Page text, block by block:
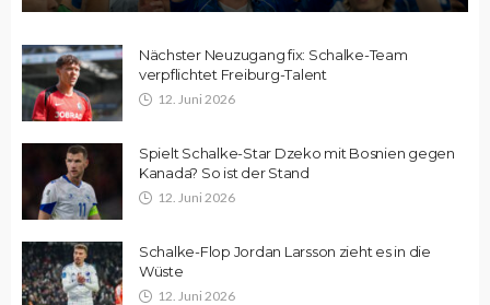
Nächster Neuzugang fix: Schalke-Team
verpflichtet Freiburg-Talent
12. Juni 2026
Spielt Schalke-Star Dzeko mit Bosnien gegen
Kanada? So ist der Stand
12. Juni 2026
Schalke-Flop Jordan Larsson zieht es in die
Wüste
12. Juni 2026